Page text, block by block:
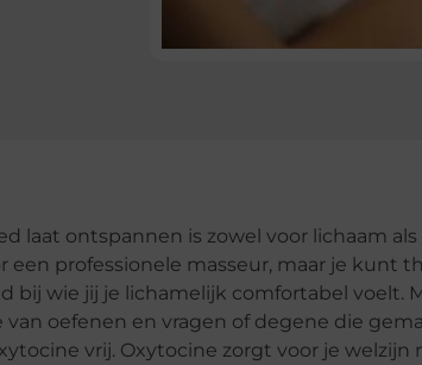
laat ontspannen is zowel voor lichaam
een professionele masseur, maar je kunt
bij wie jij je lichamelijk comfortabel voelt.
oefenen en vragen of degene die
vrij. Oxytocine zorgt voor je